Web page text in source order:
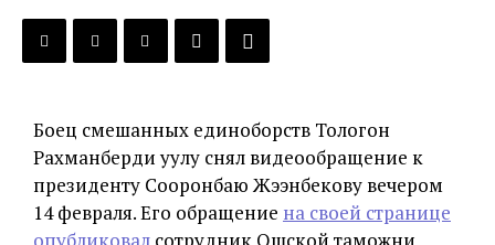
Боец смешанных единоборств Тологон
Рахманберди уулу снял видеообращение к
президенту Сооронбаю Жээнбекову вечером
14 февраля. Его обращение на своей странице